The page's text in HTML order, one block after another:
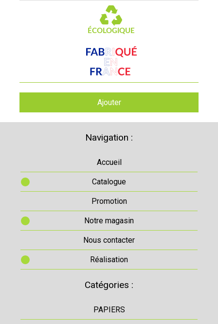
Ajouter
Navigation :
Accueil
Catalogue
Promotion
Notre magasin
Nous contacter
Réalisation
Catégories :
PAPIERS